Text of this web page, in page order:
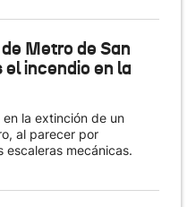
Metro de San
incendio en la
la extinción de un
al parecer por
escaleras mecánicas.